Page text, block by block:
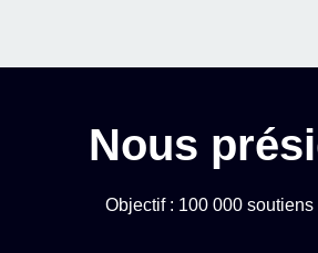
Nous
Objectif : 100 000 soutiens